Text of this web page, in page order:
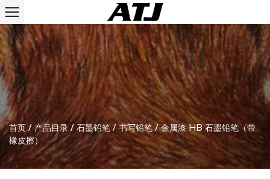
首页/产品目录/ 石墨铅笔/ 书写铅笔 /金属漆 HB 石墨铅笔（带
橡皮擦）